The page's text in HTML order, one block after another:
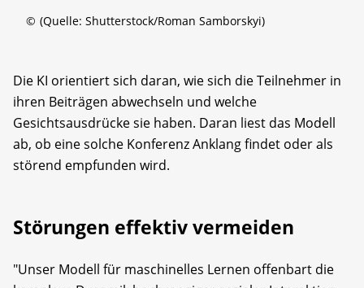
© (Quelle: Shutterstock/Roman Samborskyi)
Die KI orientiert sich daran, wie sich die Teilnehmer in
ihren Beiträgen abwechseln und welche
Gesichtsausdrücke sie haben. Daran liest das Modell
ab, ob eine solche Konferenz Anklang findet oder als
störend empfunden wird.
Störungen effektiv vermeiden
"Unser Modell für maschinelles Lernen offenbart die